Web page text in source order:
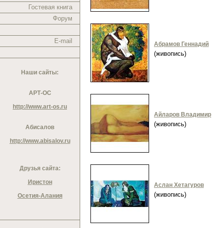
Гостевая книга
Форум
E-mail
Наши сайты:
АРТ-ОС
http://www.art-os.ru
Абисалов
http://www.abisalov.ru
Друзья сайта:
Иристон
Осетия-Алания
Абрамов Геннадий
(живопись)
Айларов Владимир
(живопись)
Аслан Хетагуров
(живопись)